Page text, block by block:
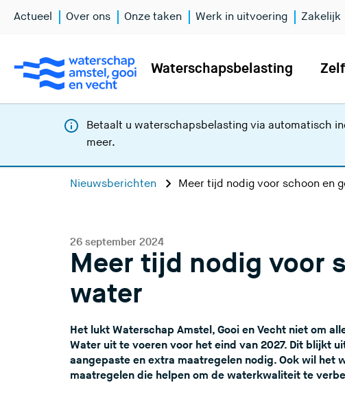
Waterschapsbelasting
Actueel Over ons Onze taken Werk in uitvoering Zakelijk
Betaalt u waterschapsbelasting via automatisch
meer.
Nieuwsberichten Meer tijd nodig voor schoon en
Meer tijd nodig voor
water
26 september 2024
Het lukt Waterschap Amstel, Gooi en Vecht niet om
Water uit te voeren voor het eind van 2027. Dit blijkt
aangepaste en extra maatregelen nodig. Ook wil het
maatregelen die helpen om de waterkwaliteit te